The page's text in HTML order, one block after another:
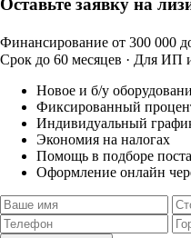
Оставьте заявку на
Финансирование от 300 000
Срок до 60 месяцев · Для
Новое и б/у
Фиксированный
Индивидуальный
Экономия на налогах
Помощь в подборе
Оформление онлайн